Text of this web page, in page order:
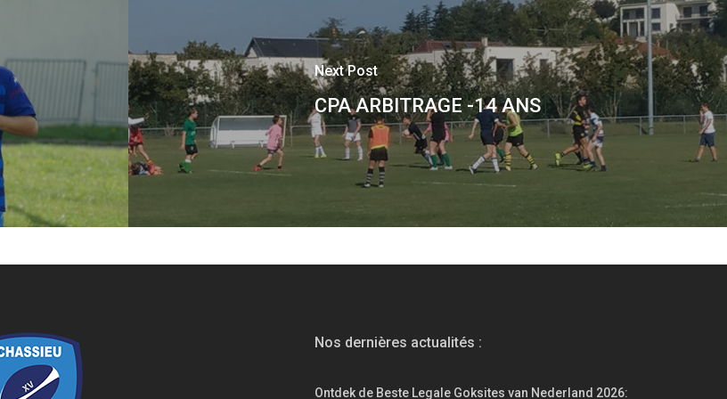
Next Post
CPA ARBITRAGE -14 ANS
Nos dernières actualités :
Ontdek de Beste Legale Goksites van Nederland 2026: